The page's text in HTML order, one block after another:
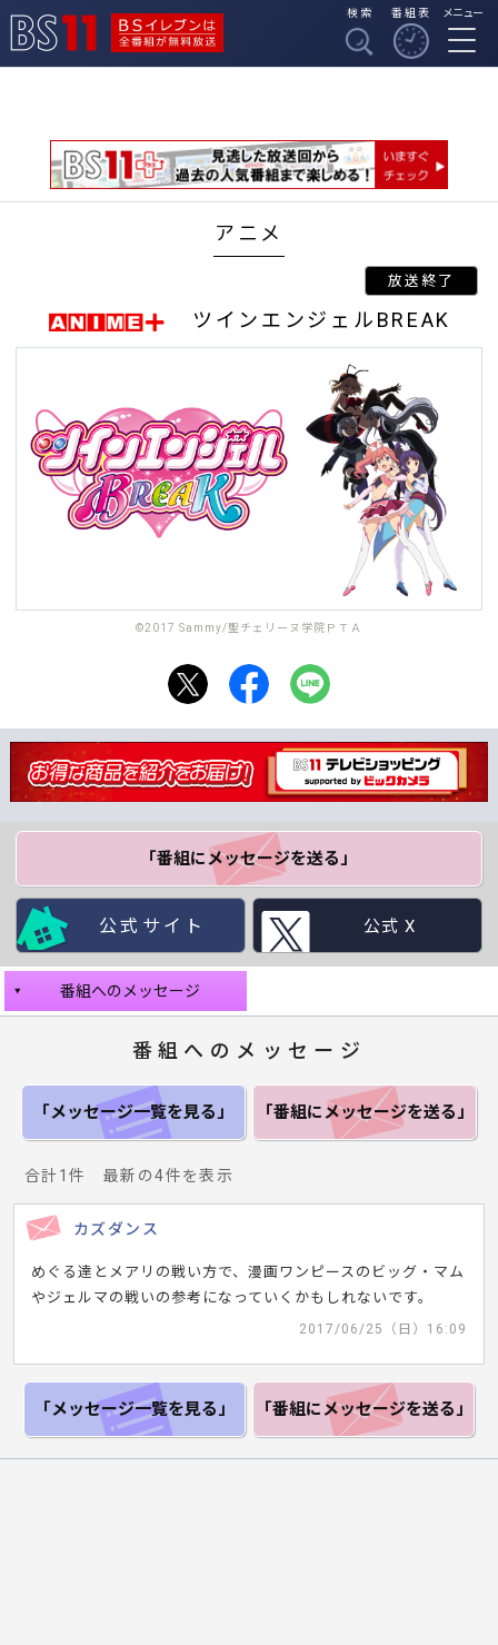
BSイレブンは全番組
検索 番組表 メニュー
アニメ
ツインエンジェルBREAK
©2017 Sammy/聖チェリーヌ学院ＰＴＡ
「番組にメッセージを送る」
公式サイト 公式 X
番組へのメッセージ
番組へのメッセージ
「メッセージ一覧を見る」 「番組にメッセージを送る」
合計1件 最新の4件を表示
カズダンス
めぐる達とメアリの戦い方で、漫画ワンピースのビッグ・マム
やジェルマの戦いの参考になっていくかもしれないです。
2017/06/25（日）16:09
「メッセージ一覧を見る」 「番組にメッセージを送る」